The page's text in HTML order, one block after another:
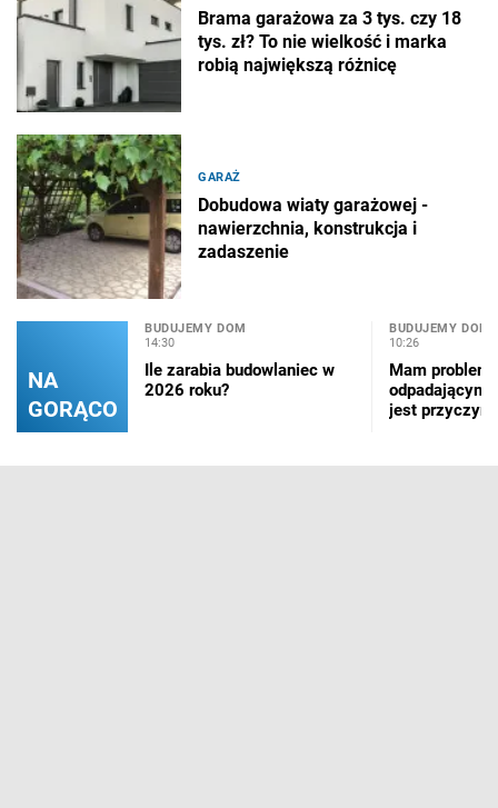
Brama garażowa za 3 tys. czy 18
tys. zł? To nie wielkość i marka
robią największą różnicę
GARAŻ
Dobudowa wiaty garażowej -
nawierzchnia, konstrukcja i
zadaszenie
NA
GORĄCO
BUDUJEMY DOM
14:30
Ile zarabia budowlaniec w
2026 roku?
BUDUJEMY DOM
10:26
Mam
odpadającym
jest